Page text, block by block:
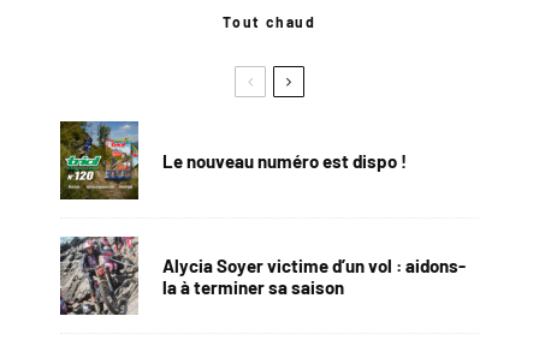
Tout chaud
Le nouveau numéro est dispo !
Alycia Soyer victime d’un vol : aidons-
la à terminer sa saison